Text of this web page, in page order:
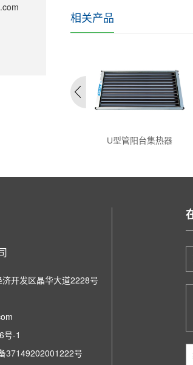
相关产品
U型管阳台集热器
开发区晶华大道2228号
号-1
37149202001222号